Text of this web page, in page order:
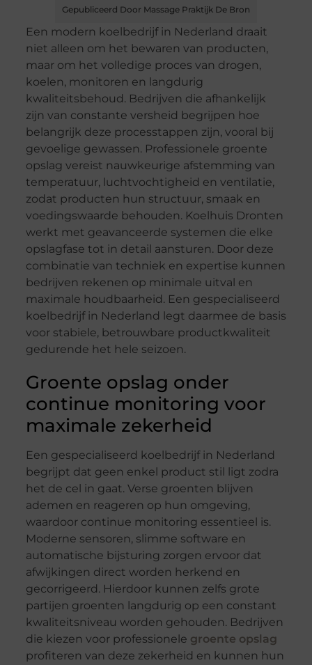
Gepubliceerd Door Massage Praktijk De Bron
Een modern koelbedrijf in Nederland draait
niet alleen om het bewaren van producten,
maar om het volledige proces van drogen,
koelen, monitoren en langdurig
kwaliteitsbehoud. Bedrijven die afhankelijk
zijn van constante versheid begrijpen hoe
belangrijk deze processtappen zijn, vooral bij
gevoelige gewassen. Professionele groente
opslag vereist nauwkeurige afstemming van
temperatuur, luchtvochtigheid en ventilatie,
zodat producten hun structuur, smaak en
voedingswaarde behouden. Koelhuis Dronten
werkt met geavanceerde systemen die elke
opslagfase tot in detail aansturen. Door deze
combinatie van techniek en expertise kunnen
bedrijven rekenen op minimale uitval en
maximale houdbaarheid. Een gespecialiseerd
koelbedrijf in Nederland legt daarmee de basis
voor stabiele, betrouwbare productkwaliteit
gedurende het hele seizoen.
Groente opslag onder
continue monitoring voor
maximale zekerheid
Een gespecialiseerd koelbedrijf in Nederland
begrijpt dat geen enkel product stil ligt zodra
het de cel in gaat. Verse groenten blijven
ademen en reageren op hun omgeving,
waardoor continue monitoring essentieel is.
Moderne sensoren, slimme software en
automatische bijsturing zorgen ervoor dat
afwijkingen direct worden herkend en
gecorrigeerd. Hierdoor kunnen zelfs grote
partijen groenten langdurig op een constant
kwaliteitsniveau worden gehouden. Bedrijven
die kiezen voor professionele groente opslag
profiteren van deze zekerheid en kunnen hun